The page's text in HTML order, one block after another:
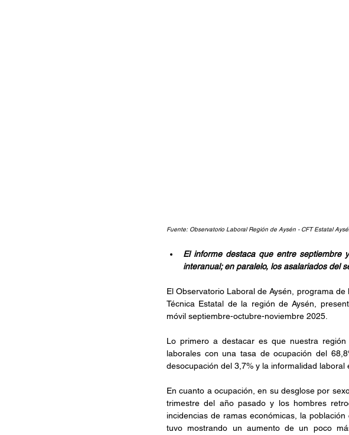
Fuente: Observatorio Laboral Región de Aysén - CFT Estatal
El informe destaca que entre septiembre
interanual; en paralelo, los asalariados del
El Observatorio Laboral de Aysén, programa
Técnica Estatal de la región de Aysén,
móvil septiembre-octubre-noviembre 2025.
Lo primero a destacar es que nuestra
laborales con una tasa de ocupación del
desocupación del 3,7% y la informalidad laboral
En cuanto a ocupación, en su desglose por
trimestre del año pasado y los hombres
incidencias de ramas económicas, la
tuvo mostrando un aumento de un poco